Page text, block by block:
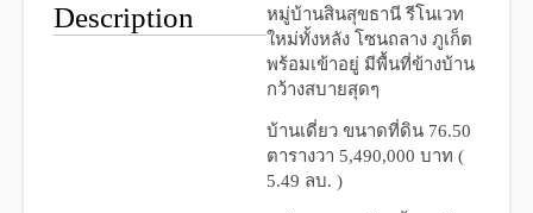
Description
หมู่บ้านสินสุขธานี รีโนเวท
ใหม่ทั้งหลัง โซนถลาง ภูเก็ต
พร้อมเข้าอยู่ มีพื้นที่ข้างบ้าน
กว้างสบายสุดๆ
บ้านเดี่ยว ขนาดที่ดิน 76.50
ตารางวา 5,490,000 บาท (
5.49 ลบ. )